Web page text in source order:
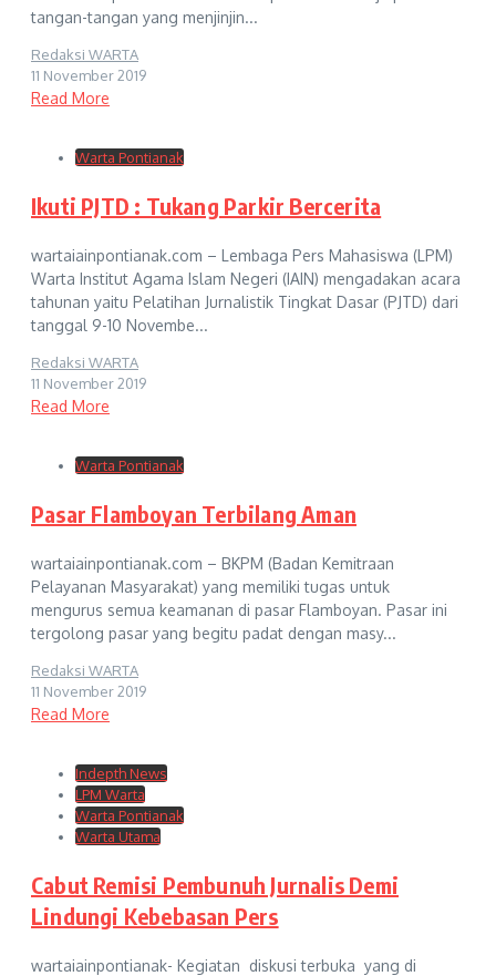
tangan-tangan yang menjinjin...
Redaksi WARTA
11 November 2019
Read More
Warta Pontianak
Ikuti PJTD : Tukang Parkir Bercerita
wartaiainpontianak.com – Lembaga Pers Mahasiswa (LPM)
Warta Institut Agama Islam Negeri (IAIN) mengadakan acara
tahunan yaitu Pelatihan Jurnalistik Tingkat Dasar (PJTD) dari
tanggal 9-10 Novembe...
Redaksi WARTA
11 November 2019
Read More
Warta Pontianak
Pasar Flamboyan Terbilang Aman
wartaiainpontianak.com – BKPM (Badan Kemitraan
Pelayanan Masyarakat) yang memiliki tugas untuk
mengurus semua keamanan di pasar Flamboyan. Pasar ini
tergolong pasar yang begitu padat dengan masy...
Redaksi WARTA
11 November 2019
Read More
Indepth News
LPM Warta
Warta Pontianak
Warta Utama
Cabut Remisi Pembunuh Jurnalis Demi
Lindungi Kebebasan Pers
wartaiainpontianak- Kegiatan diskusi terbuka yang di